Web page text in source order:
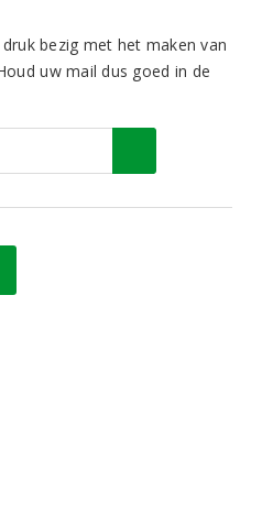
bezig met het maken van
uw mail dus goed in de